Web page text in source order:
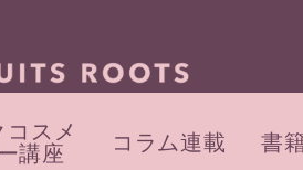
スメ
講座 コラム連載 書